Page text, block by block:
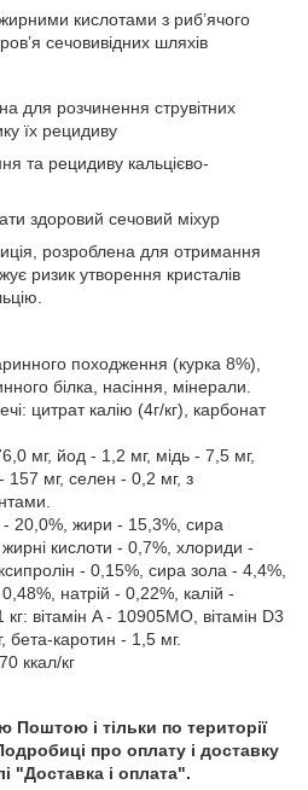
кислотами з риб’ячого
сечовивідних шляхів
для розчинення струвітних
їх рецидиву
та рецидиву кальцієво-
здоровий сечовий міхур
розроблена для отримання
ризик утворення кристалів
походження (курка 8%),
білка, насіння, мінерали.
цитрат калію (4г/кг), карбонат
мг, йод - 1,2 мг, мідь - 7,5 мг,
157 мг, селен - 0,2 мг, з
- 20,0%, жири - 15,3%, сира
кислоти - 0,7%, хлориди -
- 0,15%, сира зола - 4,4%,
натрій - 0,22%, калій -
вітамін A - 10905МО, вітамін D3
бета-каротин - 1,5 мг.
ккал/кг
Поштою і тільки по території
про оплату і доставку
"Доставка і оплата".